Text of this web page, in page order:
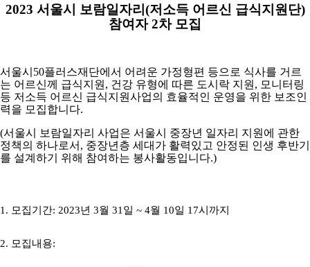
2023 서울시 보람일자리 (저소득 어르신 급식지원단)
참여자2차 모집
서울시 50플러스재단에서 어려운 가정형편 등으로 식사를 거르
는 어르신께 급식지원 , 건강 유형에 따른 도시락 지원 , 모니터링
등 저소득 어르신 급식지원사업의 효율적인 운영을 위한 보조인
력을 모집합니다.
(서울시 보람일자리 사업은 서울시 중장년 일자리 지원에 관한
정책의 하나로서 , 중장년층 세대가 활력있고 안정된 인생 후반기
를 설계하기 위해 참여하는 봉사활동입니다.)
1. 모집기간: 2023년 3월 31 일 ~ 4월 10일 17시까지
2. 모집내용: